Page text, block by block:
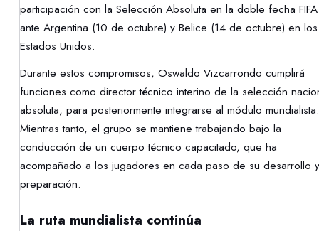
participación con la Selección Absoluta en la doble fecha FIFA
ante Argentina (10 de octubre) y Belice (14 de octubre) en los
Estados Unidos.
Durante estos compromisos, Oswaldo Vizcarrondo cumplirá
funciones como director técnico interino de la selección
absoluta, para posteriormente integrarse al módulo mundialista.
Mientras tanto, el grupo se mantiene trabajando bajo la
conducción de un cuerpo técnico capacitado, que ha
acompañado a los jugadores en cada paso de su desarrollo y
preparación.
La ruta mundialista continúa